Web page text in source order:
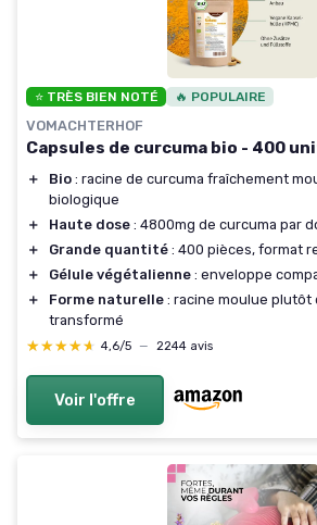
⭐ TRÈS BIEN NOTÉ 🔥 POPULAIRE
VOMACHTERHOF
Capsules de curcuma bio - 400
＋ Bio : racine de curcuma fraîchement
biologique
＋
Haute dose : 4800mg de curcuma par
＋
Grande quantité : 400 pièces, format
＋
Gélule végétalienne : enveloppe
＋
Forme naturelle : racine moulue
transformé
★★★★★
★★★★★ 4,6/5 — 2244 avis
Voir l'offre